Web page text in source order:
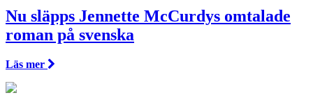
Nu släpps Jennette McCurdys omtalade
roman på svenska
Läs mer